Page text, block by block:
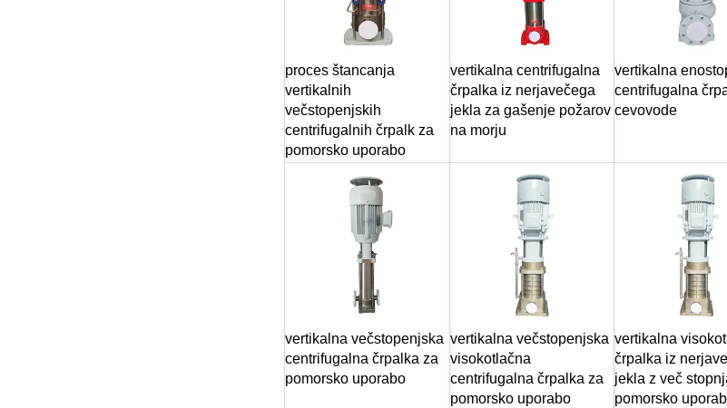
proces štancanja
vertikalnih
večstopenjskih
centrifugalnih črpalk za
pomorsko uporabo
vertikalna centrifugalna
črpalka iz nerjavečega
jekla za gašenje požarov
na morju
vertikalna
centrifugalna
cevovode
vertikalna večstopenjska
centrifugalna črpalka za
pomorsko uporabo
vertikalna večstopenjska
visokotlačna
centrifugalna črpalka za
pomorsko uporabo
vertikalna
črpalka iz
jekla z več
pomorsko